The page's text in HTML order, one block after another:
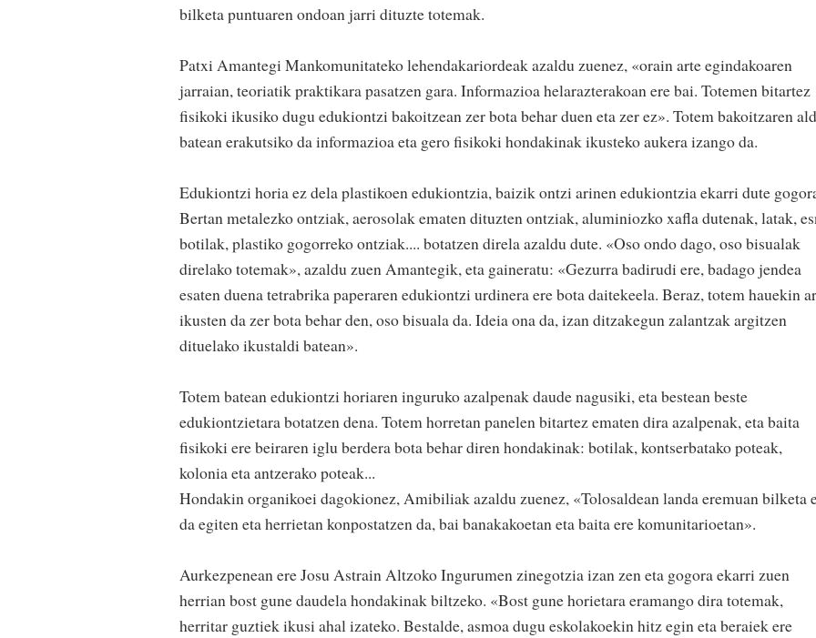
bilketa puntuaren ondoan jarri dituzte totemak.
Patxi Amantegi Mankomunitateko lehendakariordeak azaldu zuenez, «orain arte egindakoaren
jarraian, teoriatik praktikara pasatzen gara. Informazioa helarazterakoan ere bai. Totemen bitartez
fisikoki ikusiko dugu edukiontzi bakoitzean zer bota behar duen eta zer ez». Totem bakoitzaren
batean erakutsiko da informazioa eta gero fisikoki hondakinak ikusteko aukera izango da.
Edukiontzi horia ez dela plastikoen edukiontzia, baizik ontzi arinen edukiontzia ekarri dute
Bertan metalezko ontziak, aerosolak ematen dituzten ontziak, aluminiozko xafla dutenak, latak,
botilak, plastiko gogorreko ontziak.... botatzen direla azaldu dute. «Oso ondo dago, oso bisualak
direlako totemak», azaldu zuen Amantegik, eta gaineratu: «Gezurra badirudi ere, badago jendea
esaten duena tetrabrika paperaren edukiontzi urdinera ere bota daitekeela. Beraz, totem hauekin
ikusten da zer bota behar den, oso bisuala da. Ideia ona da, izan ditzakegun zalantzak argitzen
dituelako ikustaldi batean».
Totem batean edukiontzi horiaren inguruko azalpenak daude nagusiki, eta bestean beste
edukiontzietara botatzen dena. Totem horretan panelen bitartez ematen dira azalpenak, eta baita
fisikoki ere beiraren iglu berdera bota behar diren hondakinak: botilak, kontserbatako poteak,
kolonia eta antzerako poteak...
Hondakin organikoei dagokionez, Amibiliak azaldu zuenez, «Tolosaldean landa eremuan bilketa
da egiten eta herrietan konpostatzen da, bai banakakoetan eta baita ere komunitarioetan».
Aurkezpenean ere Josu Astrain Altzoko Ingurumen zinegotzia izan zen eta gogora ekarri zuen
herrian bost gune daudela hondakinak biltzeko. «Bost gune horietara eramango dira totemak,
herritar guztiek ikusi ahal izateko. Bestalde, asmoa dugu eskolakoekin hitz egin eta beraiek ere